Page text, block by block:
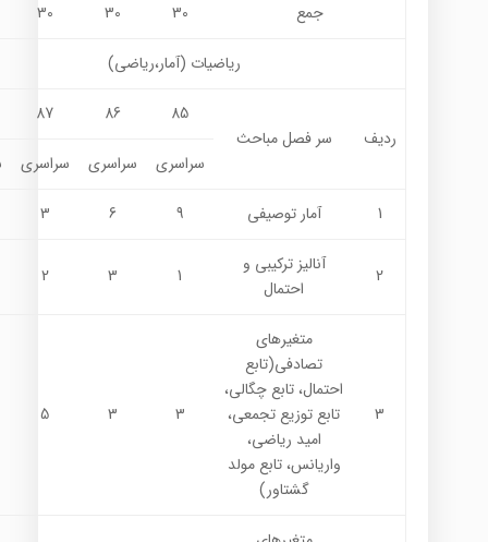
جمع 30
30
30
ریاضیات (آمار،ریاضی)
ردیف سر فصل مباحث
85
86
87
سراسری سراسری سراسری
1 آمار توصیفی 9
6
3
2
آنالیز ترکیبی و
احتمال
1
3
2
3
متغیرهای
تصادفی(تابع
احتمال، تابع چگالی،
تابع توزیع تجمعی،
امید ریاضی،
واریانس، تابع مولد
گشتاور)
3
3
5